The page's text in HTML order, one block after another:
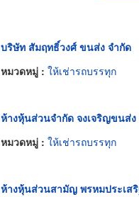
บริษัท สัมฤทธิ์วงศ์ ขนส่ง จำกัด
หมวดหมู่ : ให้เช่ารถบรรทุก
ห้างหุ้นส่วนจำกัด จงเจริญขนส่ง
หมวดหมู่ : ให้เช่ารถบรรทุก
ห้างหุ้นส่วนสามัญ พรหมประเส